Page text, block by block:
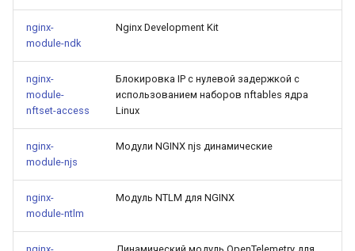
nginx-
module-ndk
Nginx Development Kit
nginx-
module-
nftset-access
Блокировка IP с нулевой задержкой с
использованием наборов nftables ядра
Linux
nginx-
module-njs
Модули NGINX njs динамические
nginx-
module-ntlm
Модуль NTLM для NGINX